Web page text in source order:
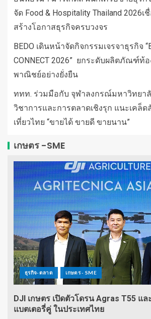
จัด Food & Hospitality Thailand 2026
สร้างโอกาสธุรกิจครบวงจร
BEDO เดินหน้าจัดกิจกรรมเจรจาธุรกิจ
CONNECT 2026” ยกระดับผลิตภัณฑ์ท้
พาณิชย์อย่างยั่งยืน
ททท. ร่วมมือกับ จุฬาลงกรณ์มหาวิทยา
วิชาการและการตลาดเชิงรุก แนะเคล็
เที่ยวไทย “ขายได้ ขายดี ขายนาน”
เกษตร -SME
ธุรกิจ-ตลาด เกษตร - SME
DJI เกษตร เปิดตัวโดรน Agras T55 แล
แบตเตอรี่คู่ ในประเทศไทย